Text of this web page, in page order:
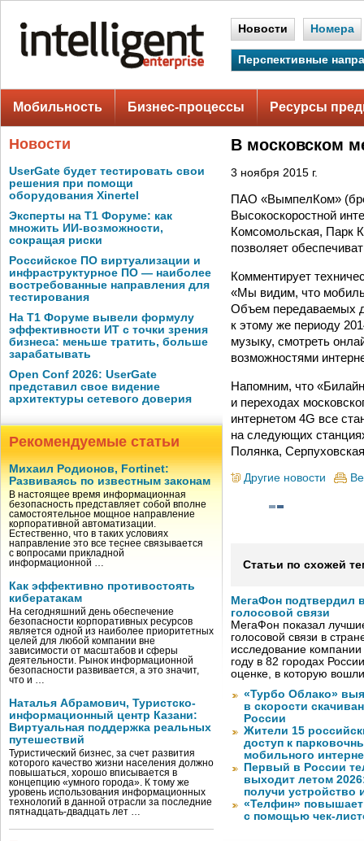
Новости Номера
Перспективные
Мобильность Бизнес-процессы Ресурсы
Новости
UserGate будет тестировать свои
решения при помощи
оборудования Xinertel
Эксперты на Т1 Форуме: как
множить ИИ-возможности,
сокращая риски
Российское ПО виртуализации и
инфраструктурное ПО — наиболее
востребованные направления для
тестирования
На Т1 Форуме вывели формулу
эффективности ИТ с точки зрения
бизнеса: меньше тратить, больше
зарабатывать
Open Conf 2026: UserGate
представил свое видение
архитектуры сетевого доверия
Рекомендуемые статьи
Михаил Родионов, Fortinet:
Развиваясь по известным законам
В настоящее время информационная
безопасность представляет собой вполне
самостоятельное мощное направление
корпоративной автоматизации.
Естественно, что в таких условиях
направление это все теснее связывается
с вопросами прикладной
информационной …
Как эффективно противостоять
кибератакам
На сегодняшний день обеспечение
безопасности корпоративных ресурсов
является одной из наиболее приоритетных
целей для любой компании вне
зависимости от масштабов и сферы
деятельности. Рынок информационной
безопасности развивается, а это значит,
что и …
Наталья Абрамович, Туристско-
информационный центр Казани:
Виртуальная поддержка реальных
путешествий
Туристический бизнес, за счет развития
которого качество жизни населения должно
повышаться, хорошо вписывается в
концепцию «умного города». К тому же
уровень использования информационных
технологий в данной отрасли за последние
пятнадцать-двадцать лет …
В московском
3 ноября 2015 г.
ПАО «ВымпелКом»
Высокоскоростной
Комсомольская, Парк
позволяет
Комментирует
«Мы видим, что
Объем передаваемых
к этому же периоду
музыку, смотреть
возможностями
Напомним, что
и переходах
интернетом 4G все
на следующих
Полянка,
Другие новости
Статьи по схожей
МегаФон подтвердил
голосовой связи
МегаФон показал
голосовой связи в
исследование
году в 82 городах
оценке, в которую
«Турбо Облако»
в скорости
России
Жители 15
доступ к
мобильного
Первый в России
выходит летом
получи устройство
«Телфин» повышает
с помощью чек-